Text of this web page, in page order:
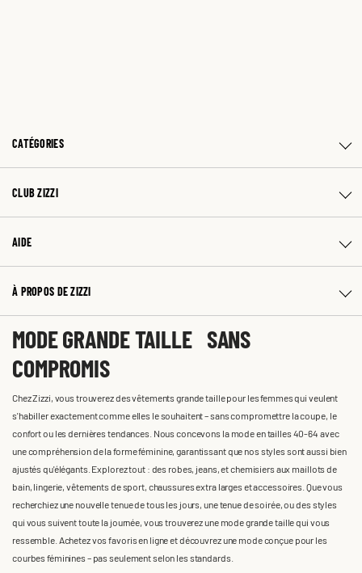
CATÉGORIES
CLUB ZIZZI
AIDE
À PROPOS DE ZIZZI
MODE GRANDE TAILLE SANS
COMPROMIS
Chez Zizzi, vous trouverez des vêtements grande taille pour les femmes qui veulent
s'habiller exactement comme elles le souhaitent – sans compromettre la coupe, le
confort ou les dernières tendances. Nous concevons la mode en tailles 40-64 avec
une compréhension de la forme féminine, garantissant que nos styles sont aussi bien
ajustés qu'élégants. Explorez tout : des robes, jeans, et chemisiers aux maillots de
bain, lingerie, vêtements de sport, chaussures extra larges et accessoires. Que vous
recherchiez une nouvelle tenue de tous les jours, une tenue de soirée, ou des styles
qui vous suivent toute la journée, vous trouverez une mode grande taille qui vous
ressemble. Achetez vos favoris en ligne et découvrez une mode conçue pour les
courbes féminines – pas seulement selon les standards.